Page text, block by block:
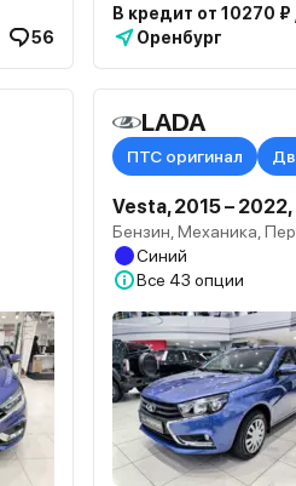
56
В кредит от 10270 ₽
Оренбург
LADA
ПТС оригинал
Vesta, 2015 – 2022,
Бензин, Механика,
Синий
Все 43 опции